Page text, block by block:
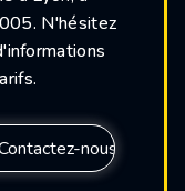
N'hésitez
nous